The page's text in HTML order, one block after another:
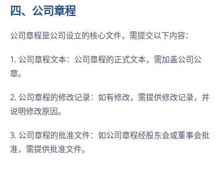
四、公司章程
公司章程是公司设立的核心文件，需提交以下内容：
1. 公司章程文本：公司章程的正式文本，需加盖公司公
章。
2. 公司章程的修改记录：如有修改，需提供修改记录，并
说明修改原因。
3. 公司章程的批准文件：如公司章程经股东会或董事会批
准，需提供批准文件。